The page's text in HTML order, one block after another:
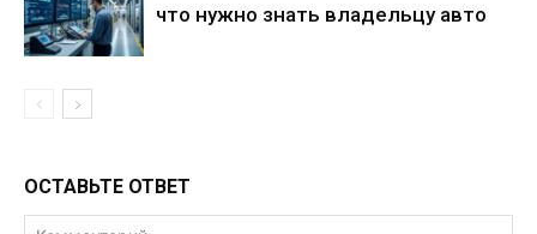
что нужно знать владельцу авто
ОСТАВЬТЕ ОТВЕТ